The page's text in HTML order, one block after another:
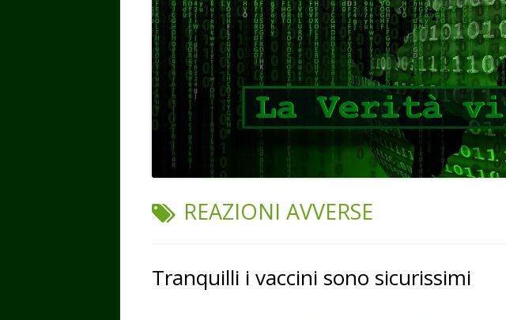
TAG:
REAZIONI AVVERSE
Tranquilli i vaccini sono sicurissimi